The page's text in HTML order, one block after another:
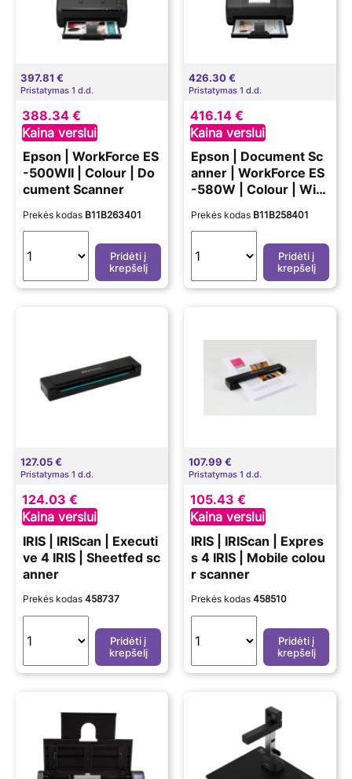
397.81 €
Pristatymas 1 d.d.
388.34 €
Kaina verslui
Epson | WorkForce ES
-500WII | Colour | Do
cument Scanner
Prekės kodas B11B263401
Pridėti į
krepšelį
426.30 €
Pristatymas 1 d.d.
416.14 €
Kaina verslui
Epson | Document Sc
anner | WorkForce ES
-580W | Colour | Wire
Prekės kodas B11B258401
Pridėti į
krepšelį
127.05 €
Pristatymas 1 d.d.
124.03 €
Kaina verslui
IRIS | IRIScan | Executi
ve 4 IRIS | Sheetfed sc
anner
Prekės kodas 458737
Pridėti į
krepšelį
107.99 €
Pristatymas 1 d.d.
105.43 €
Kaina verslui
IRIS | IRIScan | Expres
s 4 IRIS | Mobile colou
r scanner
Prekės kodas 458510
Pridėti į
krepšelį